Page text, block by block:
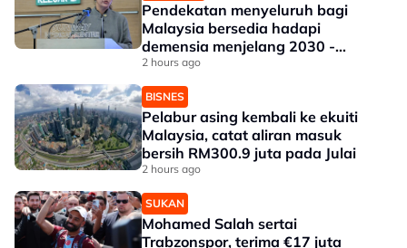
Pendekatan menyeluruh bagi
Malaysia bersedia hadapi
demensia menjelang 2030 -
Hanifah
2 hours ago
BISNES
Pelabur asing kembali ke ekuiti
Malaysia, catat aliran masuk
bersih RM300.9 juta pada Julai
2 hours ago
SUKAN
Mohamed Salah sertai
Trabzonspor, terima €17 juta